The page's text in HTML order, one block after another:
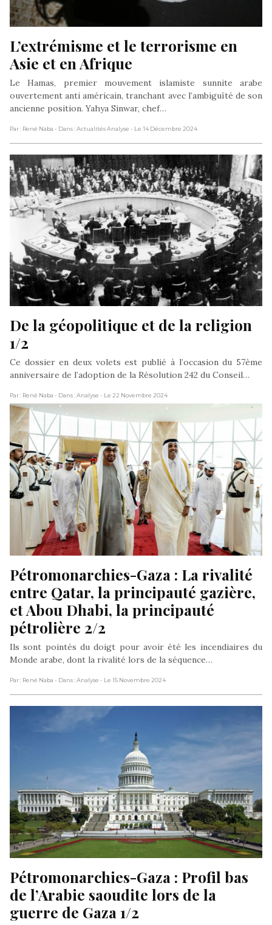
L’extrémisme et le terrorisme en
Asie et en Afrique
Le Hamas, premier mouvement islamiste sunnite arabe
ouvertement anti américain, tranchant avec l’ambiguïté de son
ancienne position. Yahya Sinwar, chef…
Par : René Naba - Dans : Actualités Analyse - Le 14 Décembre 2024
De la géopolitique et de la religion
1/2
Ce dossier en deux volets est publié à l’occasion du 57ème
anniversaire de l’adoption de la Résolution 242 du Conseil…
Par : René Naba - Dans : Analyse - Le 22 Novembre 2024
Pétromonarchies-Gaza : La rivalité
entre Qatar, la principauté gazière,
et Abou Dhabi, la principauté
pétrolière 2/2
Ils sont pointés du doigt pour avoir été les incendiaires du
Monde arabe, dont la rivalité lors de la séquence…
Par : René Naba - Dans : Analyse - Le 15 Novembre 2024
Pétromonarchies-Gaza : Profil bas
de l’Arabie saoudite lors de la
guerre de Gaza 1/2